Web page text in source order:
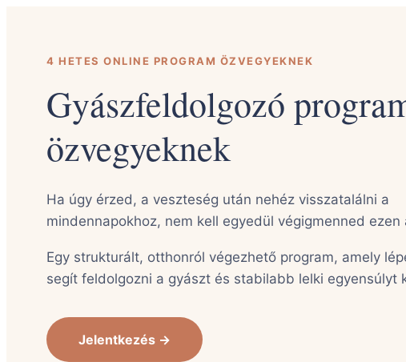
4 HETES ONLINE PROGRAM ÖZVEGYEKNEK
Gyászfeldolgozó
özvegyeknek
Ha úgy érzed, a veszteség után nehéz visszatalálni a
mindennapokhoz, nem kell egyedül végigmenned ezen
Egy strukturált, otthonról végezhető program, amely
segít feldolgozni a gyászt és stabilabb lelki egyensúlyt
Jelentkezés →